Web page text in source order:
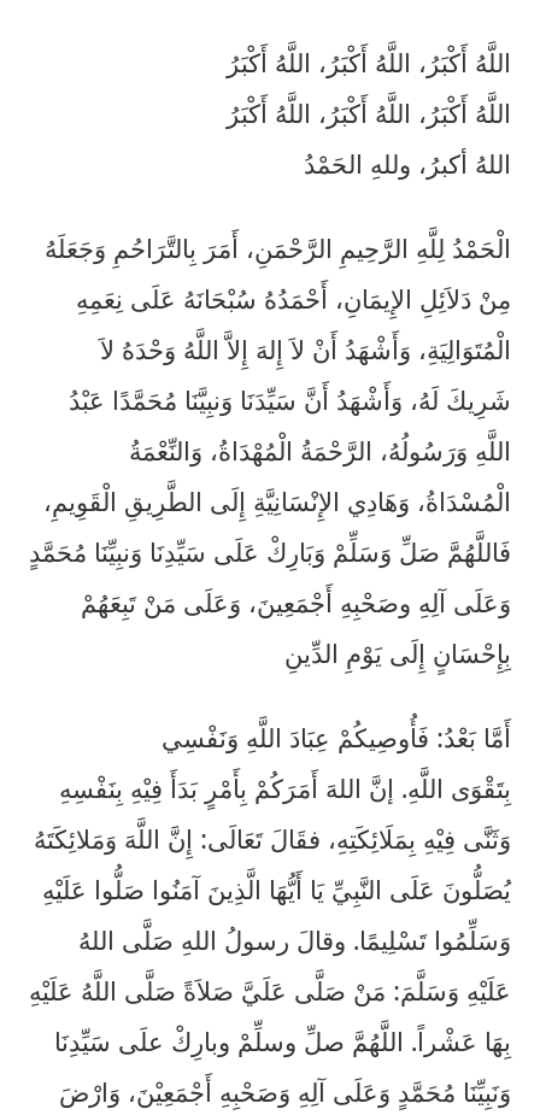
اللَّهُ أَكْبَرُ، اللَّهُ أَكْبَرُ، اللَّهُ أَكْبَرُ
اللَّهُ أَكْبَرُ، اللَّهُ أَكْبَرُ، اللَّهُ أَكْبَرُ
اللهُ أكبرُ، وللهِ الحَمْدُ
الْحَمْدُ لِلَّهِ الرَّحِيمِ الرَّحْمَنِ، أَمَرَ بِالتَّرَاحُمِ وَجَعَلَهُ
مِنْ دَلاَئِلِ الإِيمَانِ، أَحْمَدُهُ سُبْحَانَهُ عَلَى نِعَمِهِ
الْمُتَوَالِيَةِ، وَأَشْهَدُ أَنْ لاَ إِلهَ إِلاَّ اللَّهُ وَحْدَهُ لاَ
شَرِيكَ لَهُ، وَأَشْهَدُ أَنَّ سَيِّدَنَا وَنبِيَّنَا مُحَمَّدًا عَبْدُ
اللَّهِ وَرَسُولُهُ، الرَّحْمَةُ الْمُهْدَاةُ، وَالنِّعْمَةُ
الْمُسْدَاةُ، وَهَادِي الإِنْسَانِيَّةِ إِلَى الطَّرِيقِ الْقَوِيمِ،
فَاللَّهُمَّ صَلِّ وَسَلِّمْ وَبَارِكْ عَلَى سَيِّدِنَا وَنبِيِّنَا مُحَمَّدٍ
وَعَلَى آلِهِ وصَحْبِهِ أَجْمَعِينَ، وَعَلَى مَنْ تَبِعَهُمْ
بِإِحْسَانٍ إِلَى يَوْمِ الدِّينِ
أَمَّا بَعْدُ: فَأُوصِيكُمْ عِبَادَ اللَّهِ وَنَفْسِي
بِتَقْوَى اللَّهِ. إنَّ اللهَ أَمَرَكُمْ بِأَمْرٍ بَدَأَ فِيْهِ بِنَفْسِهِ
وَثَنَّى فِيْهِ بِمَلَائِكَتِهِ، فقَالَ تَعَالَى: إِنَّ اللَّهَ وَمَلائِكَتَهُ
يُصَلُّونَ عَلَى النَّبِيِّ يَا أَيُّهَا الَّذِينَ آمَنُوا صَلُّوا عَلَيْهِ
وَسَلِّمُوا تَسْلِيمًا. وقالَ رسولُ اللهِ صَلَّى اللهُ
عَلَيْهِ وَسَلَّمَ: مَنْ صَلَّى عَلَيَّ صَلاَةً صَلَّى اللَّهُ عَلَيْهِ
بِهَا عَشْراً. اللَّهُمَّ صلِّ وسلِّمْ وبارِكْ علَى سَيِّدِنَا
وَنَبِيِّنَا مُحَمَّدٍ وَعَلَى آلِهِ وَصَحْبِهِ أَجْمَعِيْنَ، وَارْضَ